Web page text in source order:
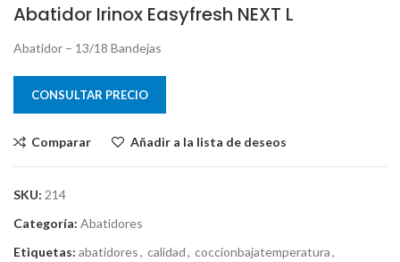
Abatidor Irinox Easyfresh NEXT L
Abatidor – 13/18 Bandejas
CONSULTAR PRECIO
Comparar Añadir a la lista de deseos
SKU: 214
Categoría: Abatidores
Etiquetas: abatidores, calidad, coccionbajatemperatura,